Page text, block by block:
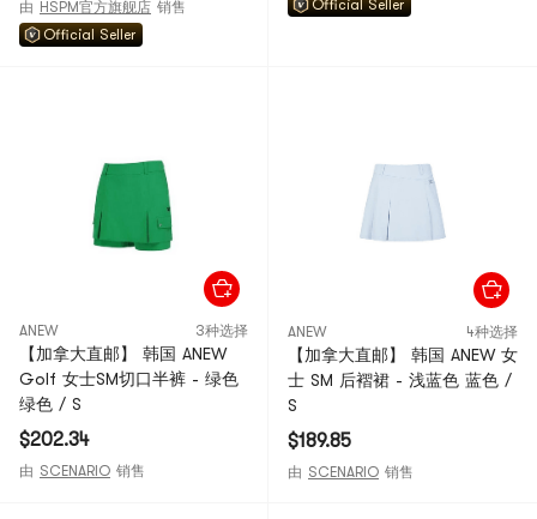
由 HSPM官方旗舰店 销售
Official Seller
Official Seller
ANEW 3种选择
【加拿大直邮】 韩国 ANEW
Golf 女士SM切口半裤 - 绿色
绿色 / S
$202.34
由 SCENARIO 销售
ANEW 4种选择
【加拿大直邮】 韩国 ANEW 女
士 SM 后褶裙 - 浅蓝色 蓝色 /
S
$189.85
由 SCENARIO 销售